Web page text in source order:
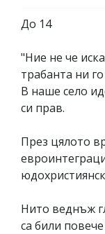
До 14
"Ние не че
трабанта ни
В наше село
си прав.
През цялото
Нито веднъж
са били повече